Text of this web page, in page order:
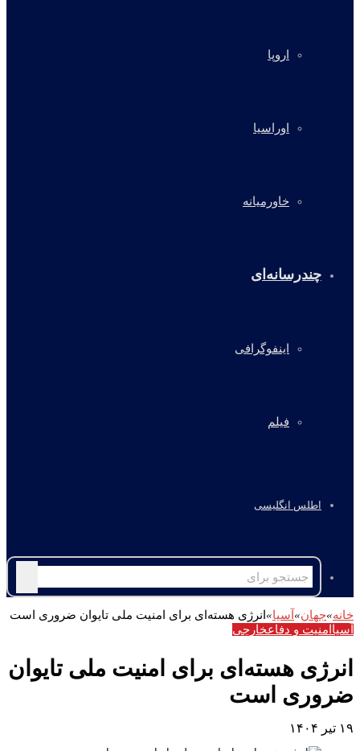
اروپا
اوراسیا
خاورمیانه
چندرسانه‌ای
اینفوگرافی
فیلم
اطلس انگلیسی
برای
خانه»جهان» آسیا» انرژی هسته‌ای برای امنیت ملی تایوان ضروری است
آسیا امنیت و دفاعخارجی
انرژی هسته‌ای برای امنیت ملی تایوان
ضروری است
۱۹ تیر ۱۴۰۴